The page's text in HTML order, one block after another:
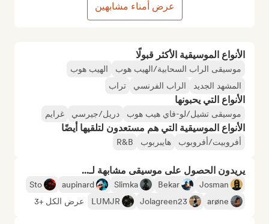
الأنواع الموسيقية الأكثر قبولًا
موسيقى الراب السحابية/الهيب هوب
الهيب هوب
المشهد الجديد
الراب الفرنسي تراب
الأنواع التي يحبونها
موسيقى تشيل/لو-فاي هيب هوب دريل/جيرسي غرايم
الأنواع الموسيقية التي هم مستعدون لتلقيها أيضًا
أفروبيت/أفروبوب هايبربوب R&B
يريدون الحصول على موسيقى مشابهة لـ...
Josman
Bekar
Slimka
aupinard
Sto
arøne
Jolagreen23
LUMJR عرض الكل +3
عرض أمناء مشابهين